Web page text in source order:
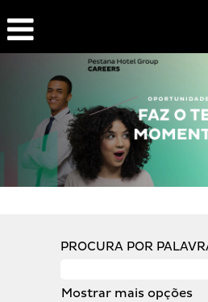
OPORTUNIDADES
TRABALHO
PROCURA POR
Mostrar mais opções